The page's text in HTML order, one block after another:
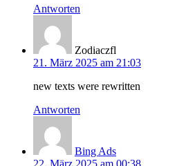
Antworten
Zodiaczfl
21. März 2025 am 21:03
new texts were rewritten
Antworten
Bing Ads
22. März 2025 am 00:38